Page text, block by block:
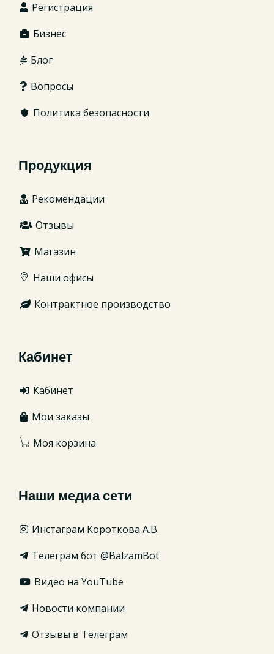
Регистрация
Бизнес
Блог
Вопросы
Политика безопасности
Продукция
Рекомендации
Отзывы
Магазин
Наши офисы
Контрактное производство
Кабинет
Кабинет
Мои заказы
Моя корзина
Наши медиа сети
Инстаграм Короткова А.В.
Телеграм бот @BalzamBot
Видео на YouTube
Новости компании
Отзывы в Телеграм